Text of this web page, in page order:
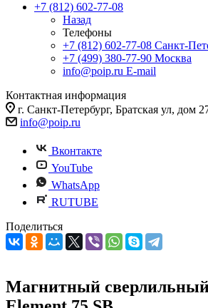
+7 (812) 602-77-08
Назад
Телефоны
+7 (812) 602-77-08 Санкт-
+7 (499) 380-77-90 Москва
info@poip.ru E-mail
Контактная информация
г. Санкт-Петербург, Братская ул, дом
info@poip.ru
Вконтакте
YouTube
WhatsApp
RUTUBE
Поделиться
Магнитный